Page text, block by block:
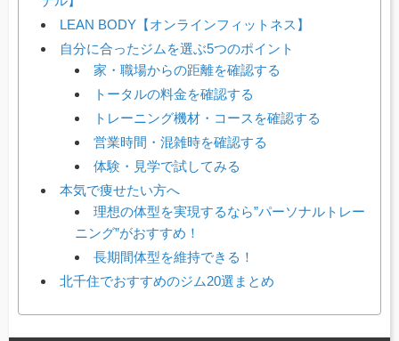
LEAN BODY【オンラインフィットネス】
自分に合ったジムを選ぶ5つのポイント
家・職場からの距離を確認する
トータルの料金を確認する
トレーニング機材・コースを確認する
営業時間・混雑時を確認する
体験・見学で試してみる
本気で痩せたい方へ
理想の体型を実現するなら”パーソナルトレー
ニング”がおすすめ！
長期間体型を維持できる！
北千住でおすすめのジム20選まとめ